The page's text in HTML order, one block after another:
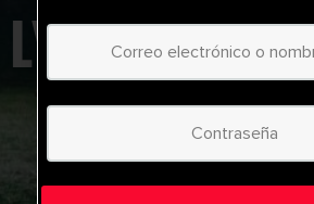
LYNDON DYKES